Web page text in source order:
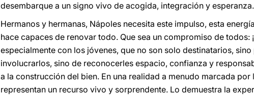
desembarque a un signo vivo de acogida, integración y esperanza.
Hermanos y hermanas, Nápoles necesita este impulso, esta
hace capaces de renovar todo. Que sea un compromiso de
especialmente con los jóvenes, que no son solo destinatarios,
involucrarlos, sino de reconocerles espacio, confianza y
a la construcción del bien. En una realidad a menudo marcada
representan un recurso vivo y sorprendente. Lo demuestra la